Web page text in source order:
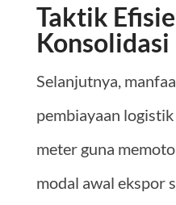
Taktik
Konsolidasi
Selanjutnya,
pembiayaan
meter guna
modal awal ekspor